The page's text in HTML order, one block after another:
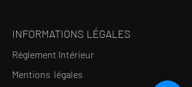
INFORMATIONS LÉGALES
Réglement Intérieur
Mentions légales